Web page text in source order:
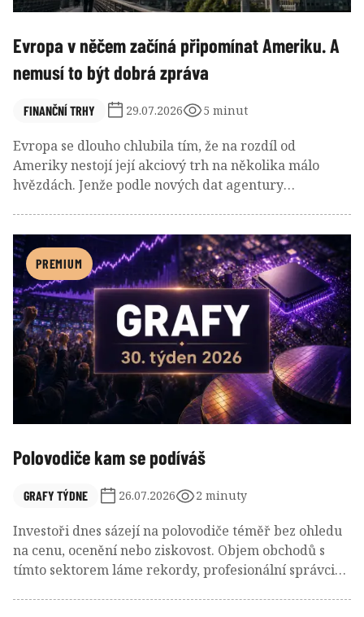
Evropa v něčem začíná připomínat Ameriku. A
nemusí to být dobrá zpráva
FINANČNÍ TRHY 29.07.2026 5 minut
Evropa se dlouho chlubila tím, že na rozdíl od
Ameriky nestojí její akciový trh na několika málo
hvězdách. Jenže podle nových dat agentury
PREMIUM
Polovodiče kam se podíváš
GRAFY TÝDNE 26.07.2026 2 minuty
Investoři dnes sázejí na polovodiče téměř bez ohledu
na cenu, ocenění nebo ziskovost. Objem obchodů s
tímto sektorem láme rekordy, profesionální správci